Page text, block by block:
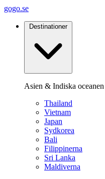
gogo.se
Destinationer
Asien & Indiska oceanen
Thailand
Vietnam
Japan
Sydkorea
Bali
Filippinerna
Sri Lanka
Maldiverna